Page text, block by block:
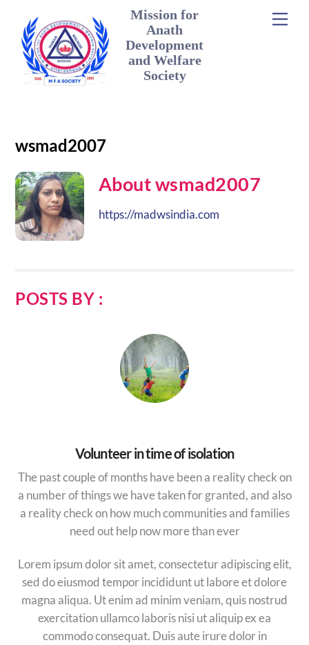
content
Mission for
Anath
Development
and Welfare
Society
wsmad2007
Aboutwsmad2007
https://madwsindia.com
POSTS BY :
Volunteer in time of isolation
The past couple of months have been a reality check on
a number of things we have taken for granted, and also
a reality check on how much communities and families
need out help now more than ever
Lorem ipsum dolor sit amet, consectetur adipiscing elit,
sed do eiusmod tempor incididunt ut labore et dolore
magna aliqua. Ut enim ad minim veniam, quis nostrud
exercitation ullamco laboris nisi ut aliquip ex ea
commodo consequat. Duis aute irure dolor in